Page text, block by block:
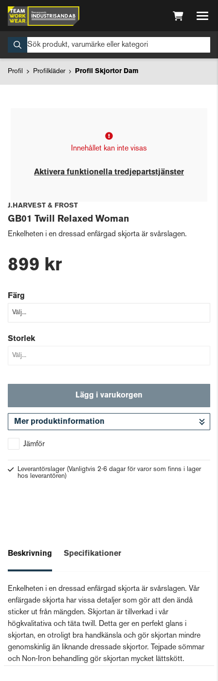
Profil Profilkläder Profil Skjortor Dam
Innehållet kan inte visas
Aktivera funktionella tredjepartstjänster
J.HARVEST & FROST
GB01 Twill Relaxed Woman
Enkelheten i en dressad enfärgad skjorta är svårslagen.
899 kr
Färg
Storlek
Lägg i varukorgen
Mer produktinformation
Jämför
Leverantörslager (Vanligtvis 2-6 dagar för varor som finns i lager
hos leverantören)
Beskrivning Specifikationer
Enkelheten i en dressad enfärgad skjorta är svårslagen. Vår
enfärgade skjorta har vissa detaljer som gör att den ändå
sticker ut från mängden. Skjortan är tillverkad i vår
högkvalitativa och täta twill. Detta ger en perfekt glans i
skjortan, en otroligt bra handkänsla och gör skjortan mindre
genomskinlig än liknande dressade skjortor. Tejpade sömmar
och Non-Iron behandling gör skjortan mycket lättskött.